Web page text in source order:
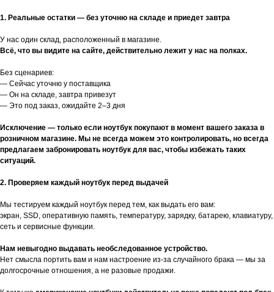
1. Реальные остатки — без уточню на складе и приедет завтра
У нас один склад, расположенный в магазине.
Всё, что вы видите на сайте, действительно лежит у нас на полках.
Без сценариев:
— Сейчас уточню у поставщика
— Он на складе, завтра привезут
— Это под заказ, ожидайте 2–3 дня
Исключение — только если ноутбук покупают в момент вашего заказа в
розничном магазине. Мы не всегда можем это контролировать, но всегда
предлагаем забронировать ноутбук для вас, чтобы избежать таких
ситуаций.
2. Проверяем каждый ноутбук перед выдачей
Мы тестируем каждый ноутбук перед тем, как выдать его вам:
экран, SSD, оперативную память, температуру, зарядку, батарею, клавиатуру,
сеть и сервисные функции.
Нам невыгодно выдавать необследованное устройство.
Нет смысла портить вам и нам настроение из-за случайного брака — мы за
долгосрочные отношения, а не разовые продажи.